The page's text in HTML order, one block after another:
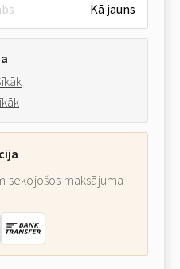
Kā jauns
sekojošos maksājuma